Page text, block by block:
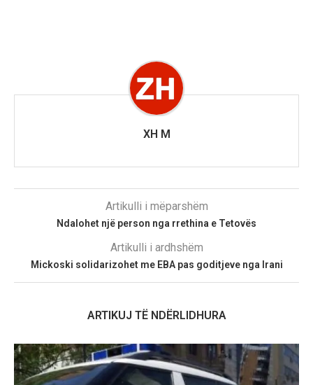
XH M
Artikulli i mëparshëm
Ndalohet një person nga rrethina e Tetovës
Artikulli i ardhshëm
Mickoski solidarizohet me EBA pas goditjeve nga Irani
ARTIKUJ TË NDËRLIDHURA